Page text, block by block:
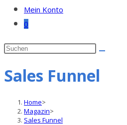
Mein Konto
0
Sales Funnel
Home>
Magazin>
Sales Funnel